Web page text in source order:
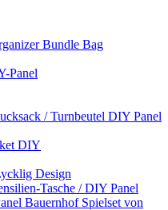
Bundle Bag
Panel
/ Turnbeutel DIY Panel
DIY
Design
Tasche / DIY Panel
Bauernhof Spielset von